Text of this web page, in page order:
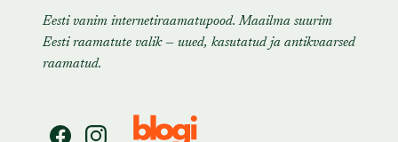
Eesti vanim internetiraamatupood. Maailma suurim
Eesti raamatute valik — uued, kasutatud ja antikvaarsed
raamatud.